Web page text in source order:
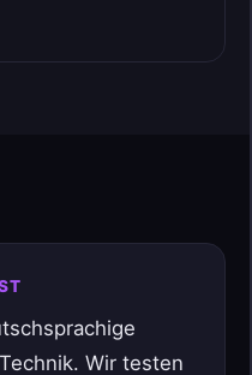
Wir testen